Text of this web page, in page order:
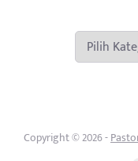
Kategori
Copyright © 2026 -